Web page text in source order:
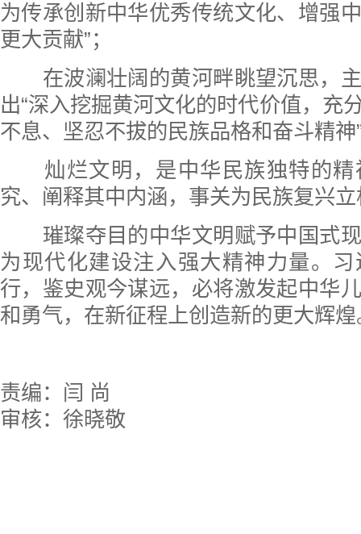
为传承创新中华优秀传统文化、增强
更大贡献”；
在波澜壮阔的黄河畔眺望沉思，主
出“深入挖掘黄河文化的时代价值，充
不息、坚忍不拔的民族品格和奋斗精神
灿烂文明，是中华民族独特的精
究、阐释其中内涵，事关为民族复兴
璀璨夺目的中华文明赋予中国式现
为现代化建设注入强大精神力量。
行，鉴史观今谋远，必将激发起中华
和勇气，在新征程上创造新的更大辉煌
责编：闫 尚
审核：徐晓敬